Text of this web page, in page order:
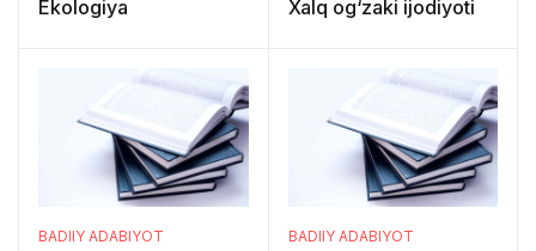
Ekologiya
Xalq og‘zaki ijodiyoti
BADIIY ADABIYOT BADIIY ADABIYOT